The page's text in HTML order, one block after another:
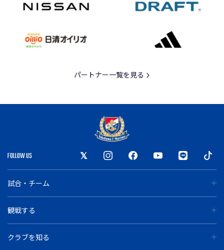
パートナー一覧を見る
FOLLOW US
試合・チーム
観戦する
クラブを知る